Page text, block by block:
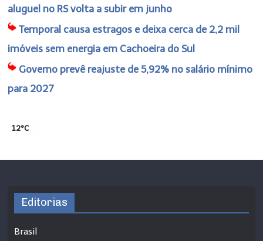
aluguel no RS volta a subir em junho
Temporal causa estragos e deixa cerca de 2,2 mil
imóveis sem energia em Cachoeira do Sul
Governo prevê reajuste de 5,92% no salário mínimo
para 2027
12°C
Editorias
Brasil